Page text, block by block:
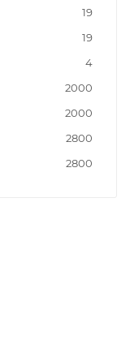
19
19
4
2000
2000
2800
2800